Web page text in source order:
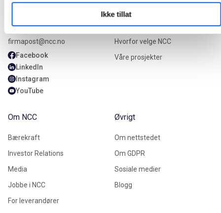
Ikke tillat
Kontakt oss
+47 22 98 68 00
firmapost@ncc.no
Facebook
LinkedIn
Instagram
YouTube
Våre tjenester
Våre tjenester
Hvorfor velge NCC
Våre prosjekter
Om NCC
Bærekraft
Investor Relations
Media
Jobbe i NCC
For leverandører
Øvrigt
Om nettstedet
Om GDPR
Sosiale medier
Blogg